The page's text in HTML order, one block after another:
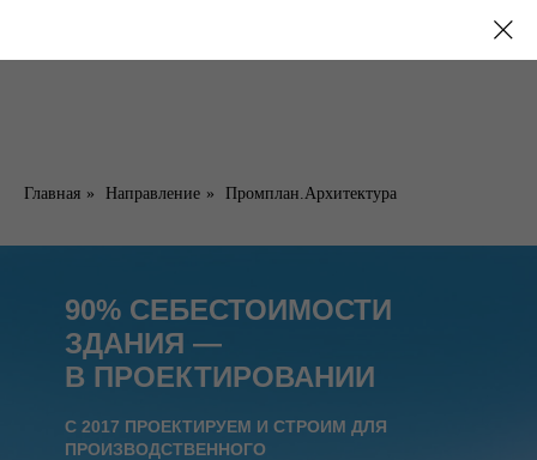
Главная » Направление » Промплан.Архитектура
90% СЕБЕСТОИМОСТИ
ЗДАНИЯ —
В ПРОЕКТИРОВАНИИ
С 2017 ПРОЕКТИРУЕМ И СТРОИМ ДЛЯ
ПРОИЗВОДСТВЕННОГО